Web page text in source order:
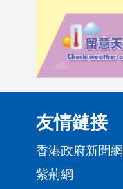
友情鏈接
香港政府新聞網
紫荊網